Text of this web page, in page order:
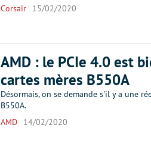
Corsair
15/02/2020
AMD : le PCIe 4.0 est
cartes mères B550A
Désormais, on se demande s'il y a une
B550A.
AMD
14/02/2020